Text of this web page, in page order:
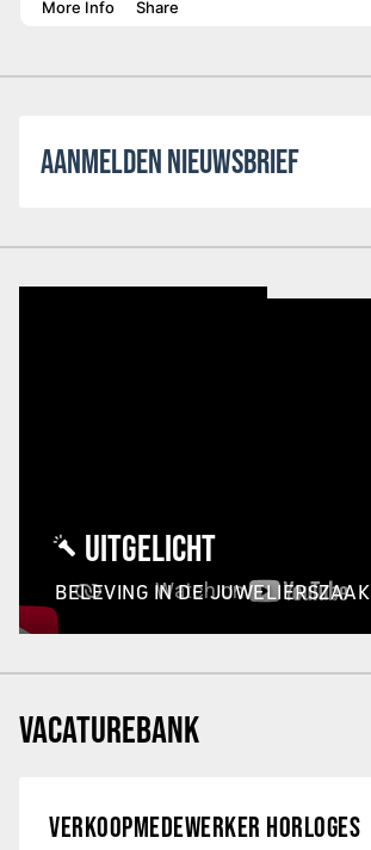
AANMELDEN NIEUWSBRIEF
UITGELICHT
BELEVING IN DE JUWELIERSZAAK
VACATUREBANK
VERKOOPMEDEWERKER HORLOGES